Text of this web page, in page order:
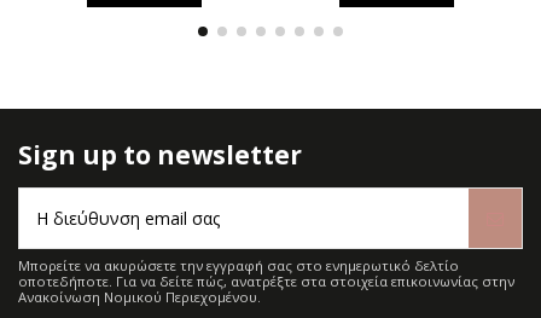
Sign up to newsletter
Μπορείτε να ακυρώσετε την εγγραφή σας στο ενημερωτικό δελτίο
οποτεδήποτε. Για να δείτε πώς, ανατρέξτε στα στοιχεία επικοινωνίας στην
Ανακοίνωση Νομικού Περιεχομένου.